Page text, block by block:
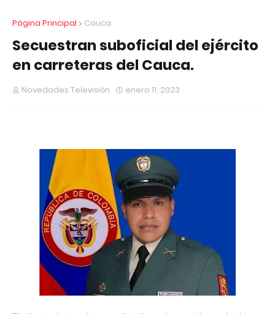
Página Principal Cauca
Secuestran suboficial del ejército
en carreteras del Cauca.
Novedades Televisión enero 11, 2023